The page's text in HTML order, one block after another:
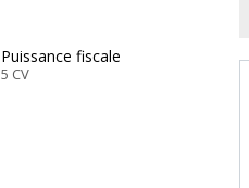
Puissance fiscale
5 CV